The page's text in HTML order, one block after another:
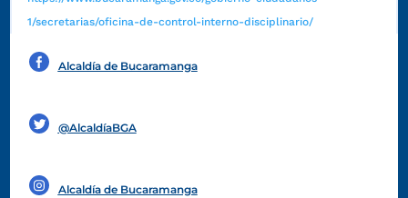
1/secretarias/oficina-de-control-interno-disciplinario/
Alcaldía de Bucaramanga
@AlcaldíaBGA
Alcaldía de Bucaramanga